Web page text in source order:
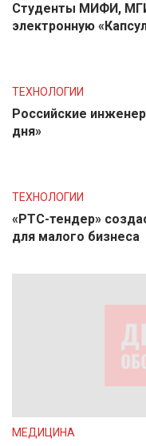
Студенты МИФИ,
электронную
ТЕХНОЛОГИИ
Российские
дня»
ТЕХНОЛОГИИ
«РТС-тендер»
для малого бизнеса
МЕДИЦИНА